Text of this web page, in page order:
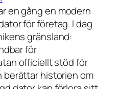
en gång en modern
för företag. I dag
gränsland:
för
officiellt stöd för
berättar historien om